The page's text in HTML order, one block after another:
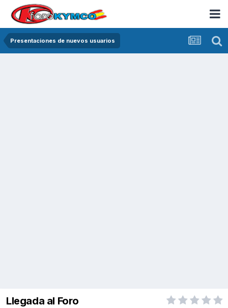
Presentaciones de nuevos usuarios
Llegada al Foro